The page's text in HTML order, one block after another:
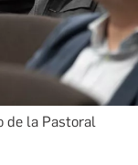
de la Pastoral